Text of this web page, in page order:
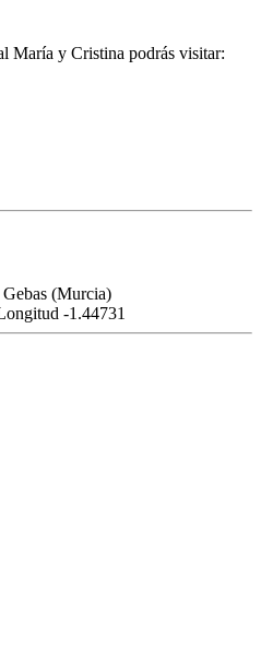
María y Cristina podrás visitar:
(Murcia)
-1.44731